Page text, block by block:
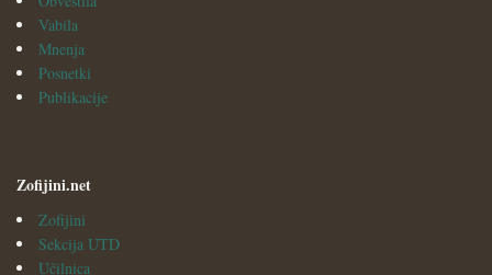
Vabila
Mnenja
Posnetki
Publikacije
Zofijini.net
Zofijini
Sekcija UTD
Učilnica